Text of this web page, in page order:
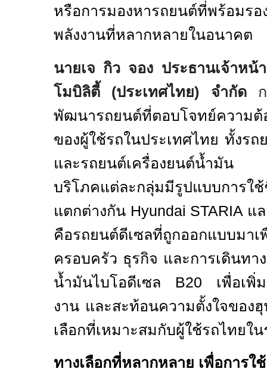
หรือการมองหารถยนต์ที่พร้อมรอ
พลังงานที่หลากหลายในอนาคต
นายเจ กิว จอง ประธานเจ้าหน้
โมบิลิตี้ (ประเทศไทย) จำกัด
พัฒนารถยนต์ที่ตอบโจทย์ความต้
ของผู้ใช้รถในประเทศไทย ทั้งร
และรถยนต์เครื่องยนต์น้ำมัน
บริโภคแต่ละกลุ่มมีรูปแบบการใ
แตกต่างกัน Hyundai STARIA แ
คือรถยนต์ดีเซลที่ถูกออกแบบมาเ
ครอบครัว ธุรกิจ และการเดินทา
น้ำมันไบโอดีเซล B20 เพื่อเพิ่
งาน และสะท้อนความตั้งใจของ
เลือกที่เหมาะสมกับผู้ใช้รถไทยใน
ทางเลือกที่หลากหลาย เพื่อการใ